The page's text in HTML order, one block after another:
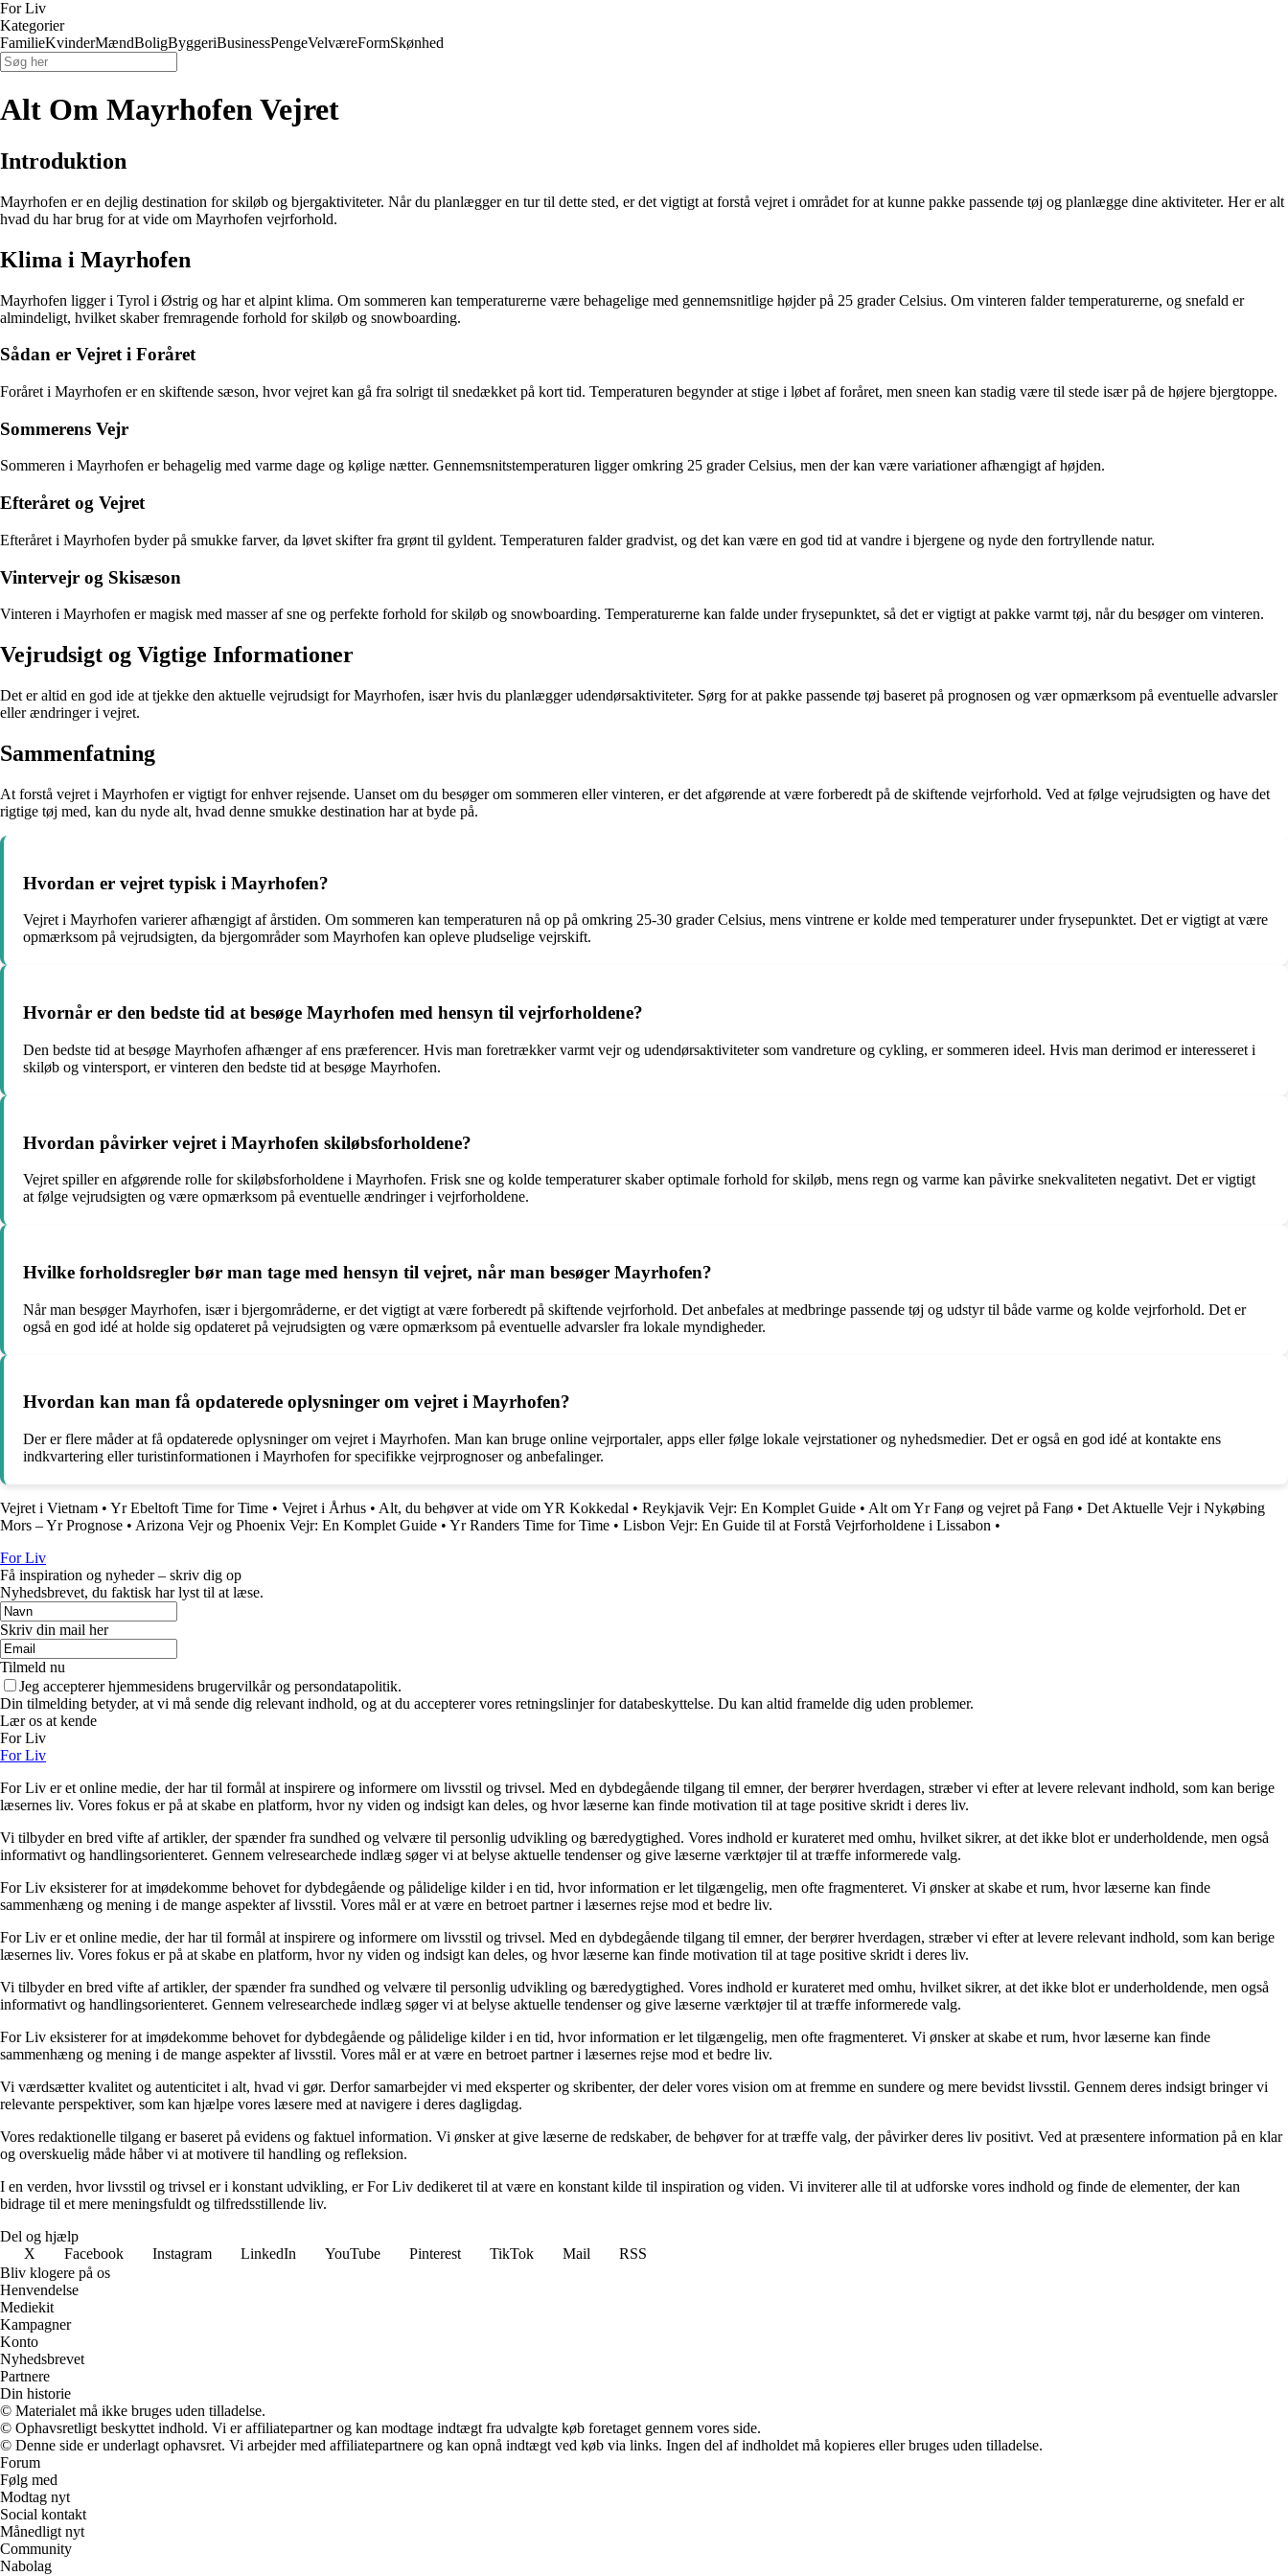
For Liv
Kategorier
FamilieKvinderMændBoligByggeriBusinessPengeVelværeFormSkønhed
Alt Om Mayrhofen Vejret
Introduktion
Mayrhofen er en dejlig destination for skiløb og bjergaktiviteter. Når du planlægger en tur til dette sted, er det vigtigt at forstå vejret i området for at kunne pakke passende tøj og planlægge dine aktiviteter. Her er alt
hvad du har brug for at vide om Mayrhofen vejrforhold.
Klima i Mayrhofen
Mayrhofen ligger i Tyrol i Østrig og har et alpint klima. Om sommeren kan temperaturerne være behagelige med gennemsnitlige højder på 25 grader Celsius. Om vinteren falder temperaturerne, og snefald er
almindeligt, hvilket skaber fremragende forhold for skiløb og snowboarding.
Sådan er Vejret i Foråret
Foråret i Mayrhofen er en skiftende sæson, hvor vejret kan gå fra solrigt til snedækket på kort tid. Temperaturen begynder at stige i løbet af foråret, men sneen kan stadig være til stede især på de højere bjergtoppe.
Sommerens Vejr
Sommeren i Mayrhofen er behagelig med varme dage og kølige nætter. Gennemsnitstemperaturen ligger omkring 25 grader Celsius, men der kan være variationer afhængigt af højden.
Efteråret og Vejret
Efteråret i Mayrhofen byder på smukke farver, da løvet skifter fra grønt til gyldent. Temperaturen falder gradvist, og det kan være en god tid at vandre i bjergene og nyde den fortryllende natur.
Vintervejr og Skisæson
Vinteren i Mayrhofen er magisk med masser af sne og perfekte forhold for skiløb og snowboarding. Temperaturerne kan falde under frysepunktet, så det er vigtigt at pakke varmt tøj, når du besøger om vinteren.
Vejrudsigt og Vigtige Informationer
Det er altid en god ide at tjekke den aktuelle vejrudsigt for Mayrhofen, især hvis du planlægger udendørsaktiviteter. Sørg for at pakke passende tøj baseret på prognosen og vær opmærksom på eventuelle advarsler
eller ændringer i vejret.
Sammenfatning
At forstå vejret i Mayrhofen er vigtigt for enhver rejsende. Uanset om du besøger om sommeren eller vinteren, er det afgørende at være forberedt på de skiftende vejrforhold. Ved at følge vejrudsigten og have det
rigtige tøj med, kan du nyde alt, hvad denne smukke destination har at byde på.
Hvordan er vejret typisk i Mayrhofen?
Vejret i Mayrhofen varierer afhængigt af årstiden. Om sommeren kan temperaturen nå op på omkring 25-30 grader Celsius, mens vintrene er kolde med temperaturer under frysepunktet. Det er vigtigt at være
opmærksom på vejrudsigten, da bjergområder som Mayrhofen kan opleve pludselige vejrskift.
Hvornår er den bedste tid at besøge Mayrhofen med hensyn til vejrforholdene?
Den bedste tid at besøge Mayrhofen afhænger af ens præferencer. Hvis man foretrækker varmt vejr og udendørsaktiviteter som vandreture og cykling, er sommeren ideel. Hvis man derimod er interesseret i
skiløb og vintersport, er vinteren den bedste tid at besøge Mayrhofen.
Hvordan påvirker vejret i Mayrhofen skiløbsforholdene?
Vejret spiller en afgørende rolle for skiløbsforholdene i Mayrhofen. Frisk sne og kolde temperaturer skaber optimale forhold for skiløb, mens regn og varme kan påvirke snekvaliteten negativt. Det er vigtigt
at følge vejrudsigten og være opmærksom på eventuelle ændringer i vejrforholdene.
Hvilke forholdsregler bør man tage med hensyn til vejret, når man besøger Mayrhofen?
Når man besøger Mayrhofen, især i bjergområderne, er det vigtigt at være forberedt på skiftende vejrforhold. Det anbefales at medbringe passende tøj og udstyr til både varme og kolde vejrforhold. Det er
også en god idé at holde sig opdateret på vejrudsigten og være opmærksom på eventuelle advarsler fra lokale myndigheder.
Hvordan kan man få opdaterede oplysninger om vejret i Mayrhofen?
Der er flere måder at få opdaterede oplysninger om vejret i Mayrhofen. Man kan bruge online vejrportaler, apps eller følge lokale vejrstationer og nyhedsmedier. Det er også en god idé at kontakte ens
indkvartering eller turistinformationen i Mayrhofen for specifikke vejrprognoser og anbefalinger.
Vejret i Vietnam • Yr Ebeltoft Time for Time • Vejret i Århus • Alt, du behøver at vide om YR Kokkedal • Reykjavik Vejr: En Komplet Guide • Alt om Yr Fanø og vejret på Fanø • Det Aktuelle Vejr i Nykøbing
Mors – Yr Prognose • Arizona Vejr og Phoenix Vejr: En Komplet Guide • Yr Randers Time for Time • Lisbon Vejr: En Guide til at Forstå Vejrforholdene i Lissabon •
For Liv
Få inspiration og nyheder – skriv dig op
Nyhedsbrevet, du faktisk har lyst til at læse.
Skriv din mail her
Tilmeld nu
Jeg accepterer hjemmesidens brugervilkår og persondatapolitik.
Din tilmelding betyder, at vi må sende dig relevant indhold, og at du accepterer vores retningslinjer for databeskyttelse. Du kan altid framelde dig uden problemer.
Lær os at kende
For Liv
For Liv
For Liv er et online medie, der har til formål at inspirere og informere om livsstil og trivsel. Med en dybdegående tilgang til emner, der berører hverdagen, stræber vi efter at levere relevant indhold, som kan berige
læsernes liv. Vores fokus er på at skabe en platform, hvor ny viden og indsigt kan deles, og hvor læserne kan finde motivation til at tage positive skridt i deres liv.
Vi tilbyder en bred vifte af artikler, der spænder fra sundhed og velvære til personlig udvikling og bæredygtighed. Vores indhold er kurateret med omhu, hvilket sikrer, at det ikke blot er underholdende, men også
informativt og handlingsorienteret. Gennem velresearchede indlæg søger vi at belyse aktuelle tendenser og give læserne værktøjer til at træffe informerede valg.
For Liv eksisterer for at imødekomme behovet for dybdegående og pålidelige kilder i en tid, hvor information er let tilgængelig, men ofte fragmenteret. Vi ønsker at skabe et rum, hvor læserne kan finde
sammenhæng og mening i de mange aspekter af livsstil. Vores mål er at være en betroet partner i læsernes rejse mod et bedre liv.
For Liv er et online medie, der har til formål at inspirere og informere om livsstil og trivsel. Med en dybdegående tilgang til emner, der berører hverdagen, stræber vi efter at levere relevant indhold, som kan berige
læsernes liv. Vores fokus er på at skabe en platform, hvor ny viden og indsigt kan deles, og hvor læserne kan finde motivation til at tage positive skridt i deres liv.
Vi tilbyder en bred vifte af artikler, der spænder fra sundhed og velvære til personlig udvikling og bæredygtighed. Vores indhold er kurateret med omhu, hvilket sikrer, at det ikke blot er underholdende, men også
informativt og handlingsorienteret. Gennem velresearchede indlæg søger vi at belyse aktuelle tendenser og give læserne værktøjer til at træffe informerede valg.
For Liv eksisterer for at imødekomme behovet for dybdegående og pålidelige kilder i en tid, hvor information er let tilgængelig, men ofte fragmenteret. Vi ønsker at skabe et rum, hvor læserne kan finde
sammenhæng og mening i de mange aspekter af livsstil. Vores mål er at være en betroet partner i læsernes rejse mod et bedre liv.
Vi værdsætter kvalitet og autenticitet i alt, hvad vi gør. Derfor samarbejder vi med eksperter og skribenter, der deler vores vision om at fremme en sundere og mere bevidst livsstil. Gennem deres indsigt bringer vi
relevante perspektiver, som kan hjælpe vores læsere med at navigere i deres dagligdag.
Vores redaktionelle tilgang er baseret på evidens og faktuel information. Vi ønsker at give læserne de redskaber, de behøver for at træffe valg, der påvirker deres liv positivt. Ved at præsentere information på en klar
og overskuelig måde håber vi at motivere til handling og refleksion.
I en verden, hvor livsstil og trivsel er i konstant udvikling, er For Liv dedikeret til at være en konstant kilde til inspiration og viden. Vi inviterer alle til at udforske vores indhold og finde de elementer, der kan
bidrage til et mere meningsfuldt og tilfredsstillende liv.
Del og hjælp
X
Facebook Instagram LinkedIn YouTube Pinterest TikTok Mail
RSS
Bliv klogere på os
Henvendelse
Mediekit
Kampagner
Konto
Nyhedsbrevet
Partnere
Din historie
© Materialet må ikke bruges uden tilladelse.
© Ophavsretligt beskyttet indhold. Vi er affiliatepartner og kan modtage indtægt fra udvalgte køb foretaget gennem vores side.
© Denne side er underlagt ophavsret. Vi arbejder med affiliatepartnere og kan opnå indtægt ved køb via links. Ingen del af indholdet må kopieres eller bruges uden tilladelse.
Forum
Følg med
Modtag nyt
Social kontakt
Månedligt nyt
Community
Nabolag